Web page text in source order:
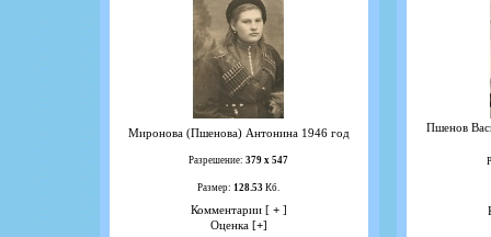
Миронова (Пшенова) Антонина 1946 год
Разрешение: 379 х 547
Размер: 128.53 Кб.
Комментарии [ +]
Оценка [+]
Пшенов